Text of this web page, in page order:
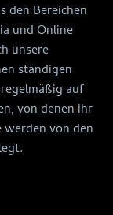
den Bereichen
und Online
unsere
ständigen
auf
von denen ihr
von den